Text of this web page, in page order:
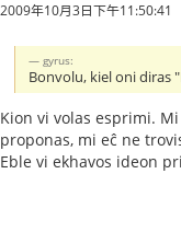
2009年10月3日下午11:50:41
gyrus:
Bonvolu, kiel oni diras
Kion vi volas esprimi.
proponas, mi eĉ ne
Eble vi ekhavos ideon